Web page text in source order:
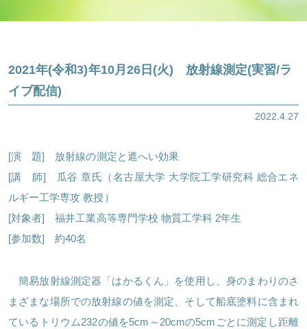
2021年(令和3)年10月26日(火) 放射線測定(実習/ラ
イブ配信)
2022.4.27
[演 題] 放射線の測定と遮へい効果
[講 師] 瓜谷 章氏（名古屋大学 大学院工学研究科 総合エネ
ルギー工学専攻 教授）
[対象者] 福井工業高等専門学校 物質工学科 2年生
[参加数] 約40名
簡易放射線測定器「はかるくん」を使用し、身のまわりのさ
まざまな場所での放射線の値を測定、そして船底塗料に含まれ
ているトリウム232の値を5cm～20cmの5cmごとに測定し距離